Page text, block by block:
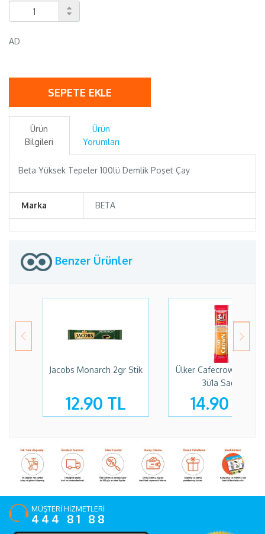
AD
SEPETE EKLE
Ürün
Bilgileri
Ürün
Yorumları
Beta Yüksek Tepeler 100lü Demlik Poşet Çay
Marka BETA
Benzer Ürünler
Jacobs Monarch 2gr Stik
12.90 TL
Ülker Cafecrown 17,5
3ü1a Sade
14.90 TL
MÜŞTERİ HİZMETLERİ
444 81 88